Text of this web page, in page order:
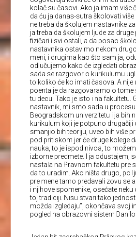
kolač su časovi. Ako ja imam više
da ću ja danas-sutra školovati više
ne treba da školujem nastavnike
ja treba da školujem ljude za
fizičari i svi ostali, a da posao
nastavnika ostavimo nekom
meni, i drugima kao što sam ja,
odlučujemo kako će izgledati
sada se razgovor o kurikulumu
to koliko će ko imati časova. A nije
poenta je da razgovaramo o tome
tu decu. Tako je isto i na fakultetu.
nastavnik, mi smo sada u
Beogradskom univerzitetu i ja bih
kurikulum koji je potpuno drugačiji
smanjio bih teoriju, uveo bih više
pod pritiskom jer će druge kolege
nauka, to je ispod nivoa, to
izborne predmete. I ja odustajem,
nastala na Pravnom fakultetu pre
da to uradim. Ako ništa drugo, po
pre mene tamo predavali zovu se
i njihove spomenike, osećate neku
toj tradiciji. Nisu stvari tako
možda izgledaju”, okončava svoj
pogled na obrazovni sistem